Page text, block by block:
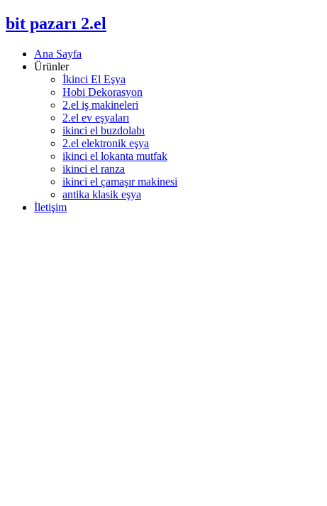
bit pazarı 2.el
Ana Sayfa
Ürünler
İkinci El Eşya
Hobi Dekorasyon
2.el iş makineleri
2.el ev eşyaları
ikinci el buzdolabı
2.el elektronik eşya
ikinci el lokanta mutfak
ikinci el ranza
ikinci el çamaşır makinesi
antika klasik eşya
İletişim